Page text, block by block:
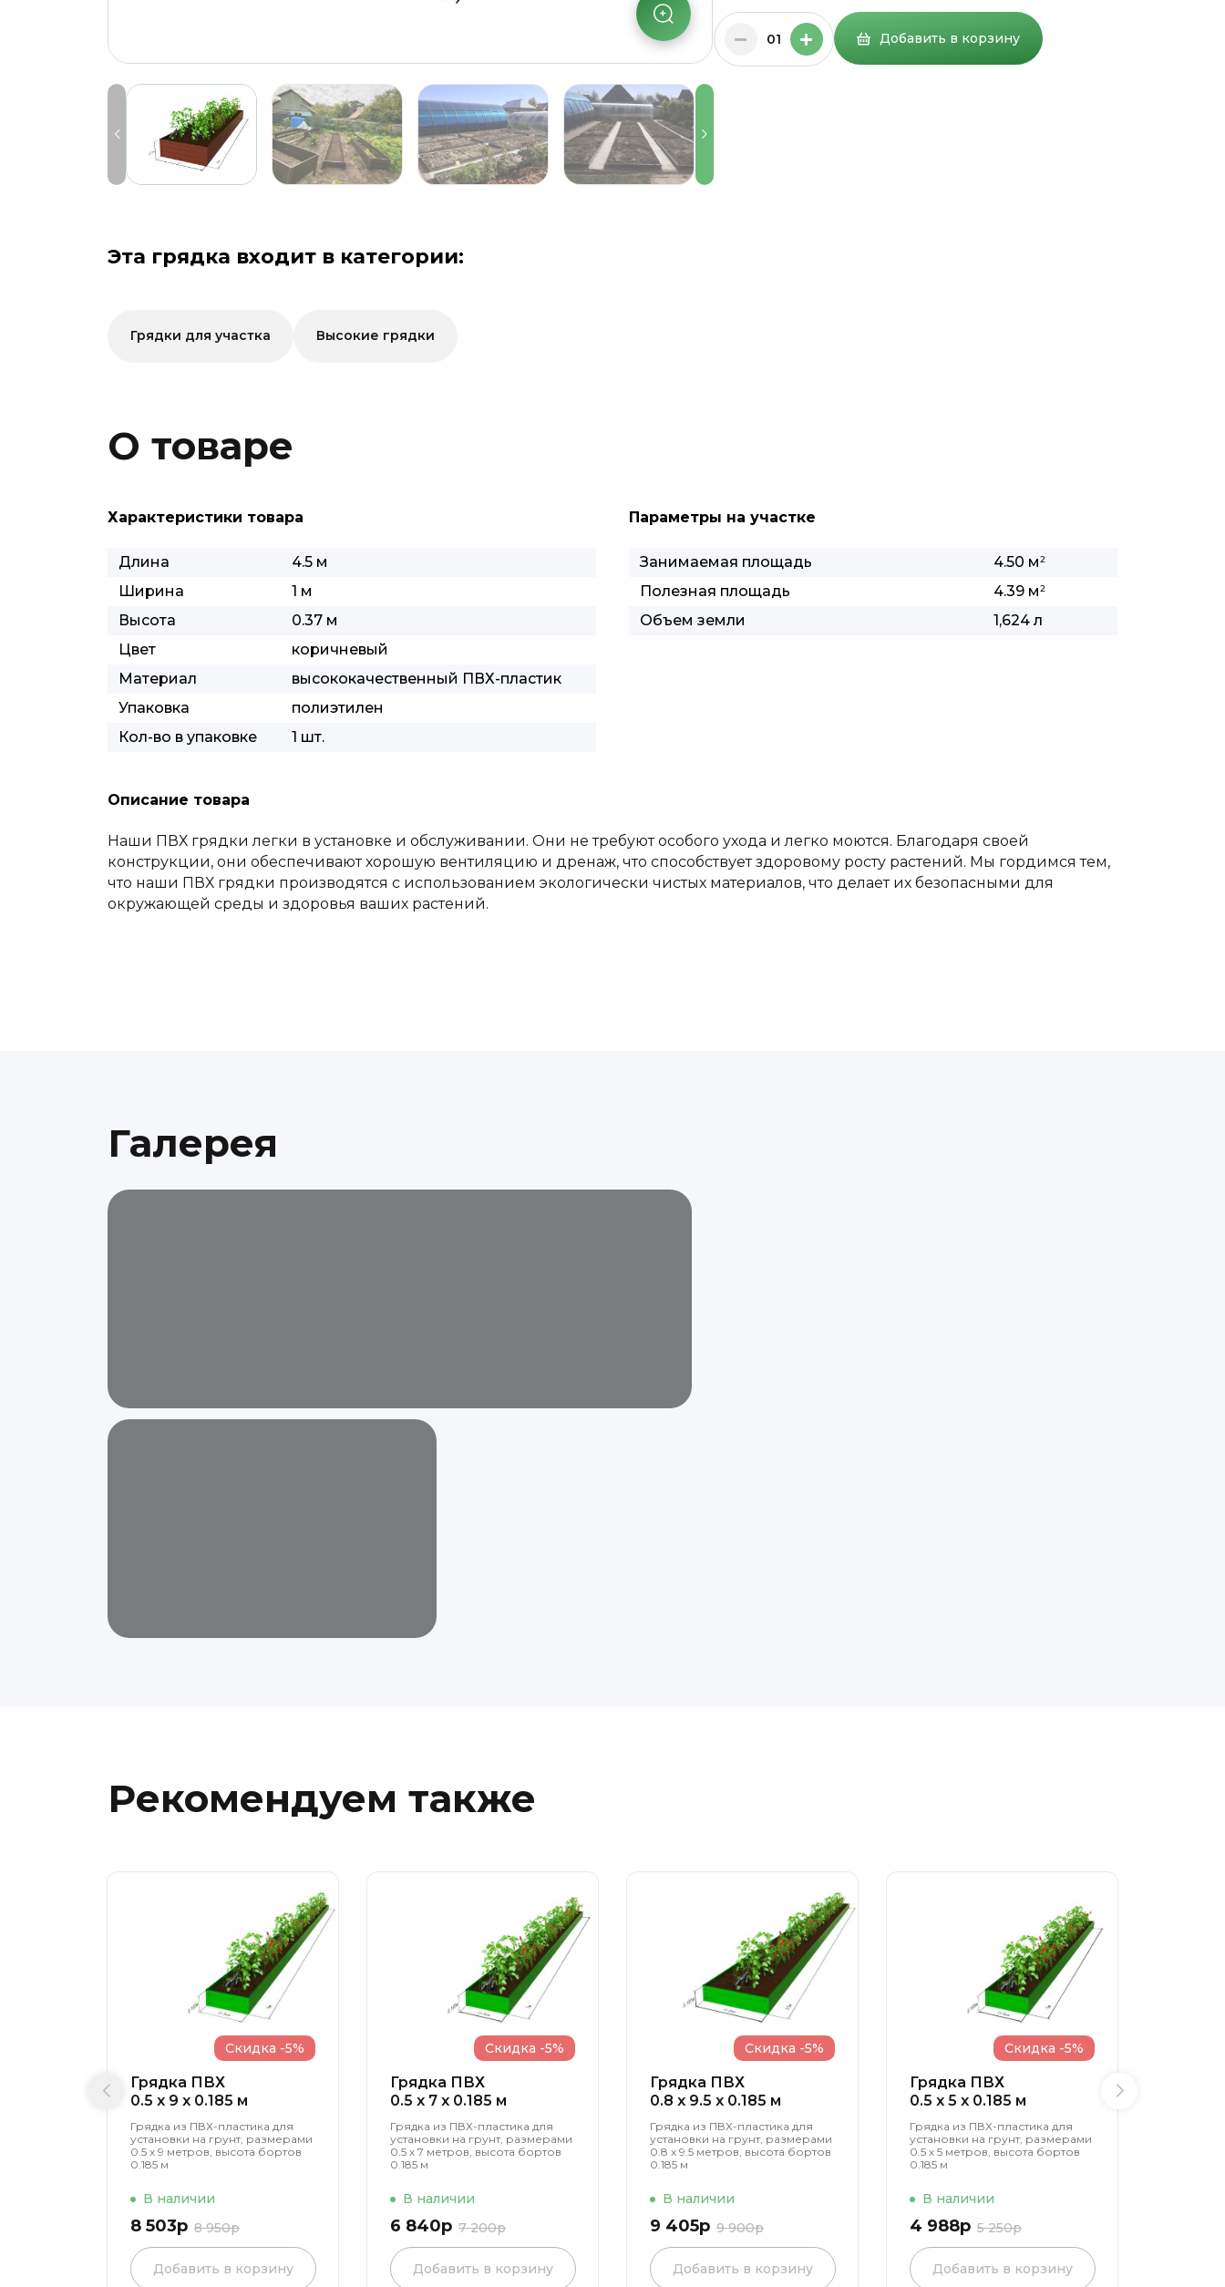
01 Добавить в корзину
Эта грядка входит в категории:
Грядки для участка Высокие грядки
О товаре
Характеристики товара
Длина
4.5 м
Ширина
1 м
Высота
0.37 м
Цвет
коричневый
Материал
высококачественный ПВХ-пластик
Упаковка
полиэтилен
Кол-во в упаковке
1 шт.
Параметры на участке
Занимаемая площадь 4.50 м2
Полезная площадь 4.39 м2
Объем земли 1,624 л
Описание товара
Наши ПВХ грядки легки в установке и обслуживании. Они не требуют особого ухода и легко моются. Благодаря своей
конструкции, они обеспечивают хорошую вентиляцию и дренаж, что способствует здоровому росту растений. Мы гордимся тем,
что наши ПВХ грядки производятся с использованием экологически чистых материалов, что делает их безопасными для
окружающей среды и здоровья ваших растений.
Галерея
Рекомендуем также
Грядка ПВХ
0.5 x 9 x 0.185 м
Грядка из ПВХ-пластика для
установки на грунт, размерами
0.5 х 9 метров, высота бортов
0.185 м
В наличии
8 503р 8 950р
Скидка -5%
Добавить в корзину
Грядка ПВХ
0.5 x 7 x 0.185 м
Грядка из ПВХ-пластика для
установки на грунт, размерами
0.5 х 7 метров, высота бортов
0.185 м
В наличии
6 840р 7 200р
Скидка -5%
Добавить в корзину
Грядка ПВХ
0.8 x 9.5 x 0.185 м
Грядка из ПВХ-пластика для
установки на грунт, размерами
0.8 х 9.5 метров, высота бортов
0.185 м
В наличии
9 405р 9 900р
Скидка -5%
Добавить в корзину
Грядка ПВХ
0.5 x 5 x 0.185 м
Грядка из ПВХ-пластика для
установки на грунт, размерами
0.5 х 5 метров, высота бортов
0.185 м
В наличии
4 988р 5 250р
Скидка -5%
Добавить в корзину